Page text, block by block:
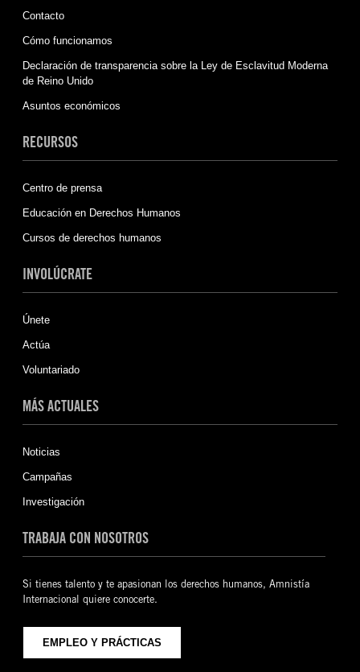
Contacto
Cómo funcionamos
Declaración de transparencia sobre la Ley de Esclavitud Moderna
de Reino Unido
Asuntos económicos
RECURSOS
Centro de prensa
Educación en Derechos Humanos
Cursos de derechos humanos
INVOLÚCRATE
Únete
Actúa
Voluntariado
MÁS ACTUALES
Noticias
Campañas
Investigación
TRABAJA CON NOSOTROS
Si tienes talento y te apasionan los derechos humanos, Amnistía
Internacional quiere conocerte.
EMPLEO Y PRÁCTICAS